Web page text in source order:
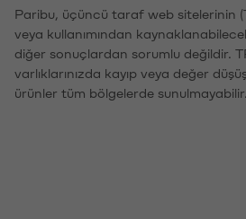
Paribu, üçüncü taraf web sitelerinin
veya kullanımından
diğer sonuçlardan sorumlu değildir.
varlıklarınızda kayıp veya değer
ürünler tüm bölgelerde sunulmayabilir.